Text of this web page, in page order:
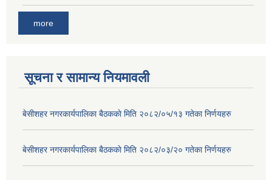
more
सूचना र सामान्य नियमावली
बे‍‍सीशहर नगरकार्यपालिका बैठककाे मिति २०८२/०५/१३ गतेका निर्णयहरु
बे‍‍सीशहर नगरकार्यपालिका बैठककाे मिति २०८२/०३/२० गतेका निर्णयहरु